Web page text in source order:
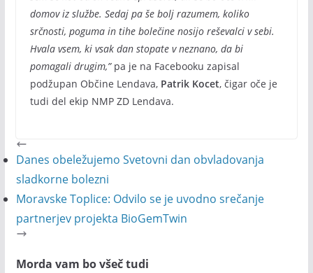
domov iz službe. Sedaj pa še bolj razumem, koliko
srčnosti, poguma in tihe bolečine nosijo reševalci v sebi.
Hvala vsem, ki vsak dan stopate v neznano, da bi
pomagali drugim,”pa je na Facebooku zapisal
podžupan Občine Lendava, Patrik Kocet, čigar oče je
tudi del ekip NMP ZD Lendava.
Danes obeležujemo Svetovni dan obvladovanja
sladkorne bolezni
Moravske Toplice: Odvilo se je uvodno srečanje
partnerjev projekta BioGemTwin
Morda vam bo všeč tudi